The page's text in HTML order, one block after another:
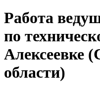
Работа
по
Алексеевке
области)